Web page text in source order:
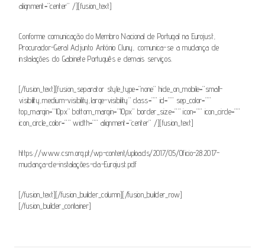
alignment=”center” /][fusion_text]
Conforme comunicação do Membro Nacional de Portugal na Eurojust,
Procurador-Geral Adjunto António Cluny, comunica-se a mudança de
instalações do Gabinete Português e demais serviços.
[/fusion_text][fusion_separator style_type=”none” hide_on_mobile=”small-
visibility,medium-visibility,large-visibility” class=”” id=”” sep_color=””
top_margin=”10px” bottom_margin=”10px” border_size=”” icon=”” icon_circle=””
icon_circle_color=”” width=”” alignment=”center” /][fusion_text]
https://www.csm.org.pt/wp-content/uploads/2017/05/Oficio-28.2017-
mudança-de-instalações-da-Eurojust.pdf
[/fusion_text][/fusion_builder_column][/fusion_builder_row]
[/fusion_builder_container]